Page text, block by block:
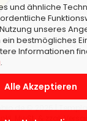
und ähnliche
unseres
bestmögliches
Informationen
.
Alle Akzeptieren
© 2026 |
inkl. MwSt. & zzgl.